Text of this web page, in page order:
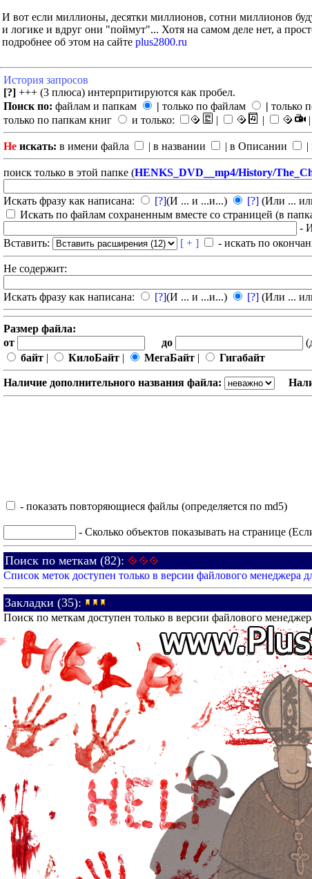
И вот если миллионы, десятки миллионов, сотни миллионов
и логике и вдруг они "поймут"... Хотя на самом деле нет, а
подробнее об этом на сайте plus2800.ru
История запросов
[?] +++ (3 плюса) интерпритируются как пробел.
Поиск по: файлам и папкам | только по файлам | только
только по папкам книг
и только: | | |
Не искать: в имени файла | в названии | в Описании |
поиск только в этой папке (HENKS_DVD__mp4/History/
Искать фразу как написана:
[?](И ... и ...и...) [?] (Или ...
Искать по файлам сохраненным вместе со страницей (в
-
Вставить:
[ + ] - искать по
Не содержит:
Искать фразу как написана: [?](И ... и ...и...) [?] (Или ...
Размер файла:
от
до
байт | КилоБайт | МегаБайт | Гигабайт
Наличие дополнительного названия файла:
- показать повторяющиеся файлы (определяется по md5)
- Сколько объектов показывать на странице
Поиск по меткам (82):
Список меток доступен только в версии файлового менеджера
Закладки (35):
Поиск по меткам доступен только в версии файлового